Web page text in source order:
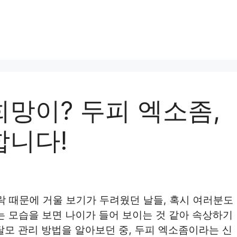
이? 두피 엑소좀,
니다!
때문에 거울 보기가 두려웠던 날들, 혹시 여러분도
모습을 보면 나이가 들어 보이는 것 같아 속상하기
관리 방법을 알아보던 중, 두피 엑소좀이라는 신